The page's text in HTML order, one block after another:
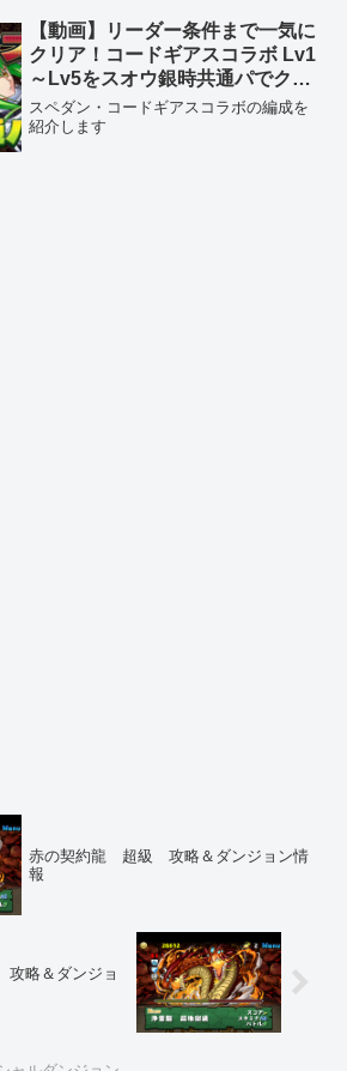
【動画】リーダー条件まで一気に
クリア！コードギアスコラボ Lv1
～Lv5をスオウ銀時共通パでクリ
ア
スペダン・コードギアスコラボの編成を
紹介します
赤の契約龍 超級 攻略＆ダンジョン情
報
略＆ダンジョ